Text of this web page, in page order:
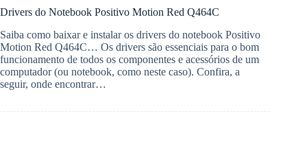
Drivers do Notebook Positivo Motion Red Q464C
Saiba como baixar e instalar os drivers do notebook Positivo
Motion Red Q464C… Os drivers são essenciais para o bom
funcionamento de todos os componentes e acessórios de um
computador (ou notebook, como neste caso). Confira, a
seguir, onde encontrar…